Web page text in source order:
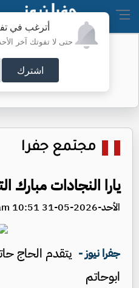
أترغب في
حتى لا تفوتك آخر
اشترك
مهاجرو
التطورات
مجتمع جفرا
يارا النجادات مبارك
الأحد-2026-05-31 10:51 am
جفرا نيوز - يتقدم الحاج
ابوحاتم